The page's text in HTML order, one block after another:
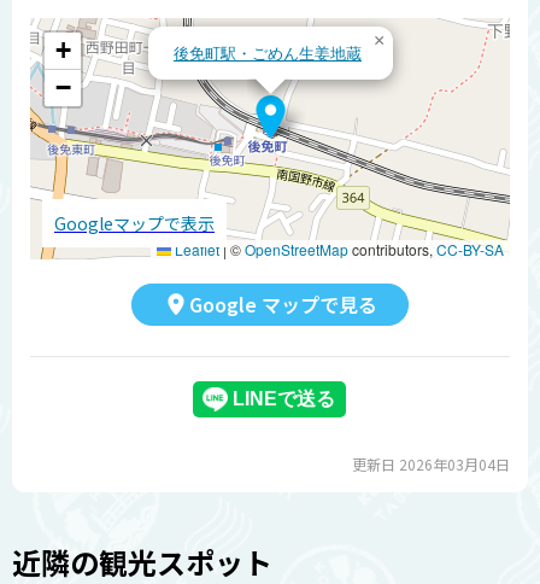
後免町駅・ごめん生姜地蔵
×
+
−
Leaflet | ©OpenStreetMapcontributors, CC-BY-SA
Googleマップで表示
Google マップで見る
更新日 2026年03月04日
近隣の観光スポット